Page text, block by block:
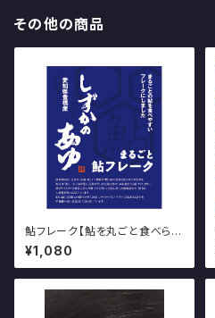
その他の商品
鮎フレーク【鮎を丸ごと食べられ
ます】～しずかのあゆ～
¥1,080